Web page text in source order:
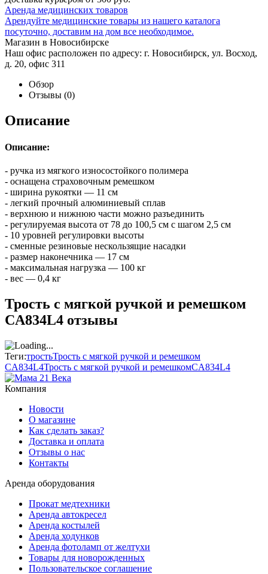
Аренда медицинских товаров
Арендуйте медицинские товары из нашего каталога
посуточно, доставим на дом все необходимое.
Магазин в Новосибирске
Наш офис расположен по адресу: г. Новосибирск, ул. Восход,
д. 20, офис 311
Обзор
Отзывы (0)
Описание
Описание:
- ручка из мягкого износостойкого полимера
- оснащена страховочным ремешком
- ширина рукоятки — 11 см
- легкий прочный алюминиевый сплав
- верхнюю и нижнюю части можно разъединить
- регулируемая высота от 78 до 100,5 см с шагом 2,5 см
- 10 уровней регулировки высоты
- сменные резиновые нескользящие насадки
- размер наконечника — 17 см
- максимальная нагрузка — 100 кг
- вес — 0,4 кг
Трость с мягкой ручкой и ремешком
CA834L4 отзывы
Теги:тростьТрость с мягкой ручкой и ремешком
CA834L4Трость с мягкой ручкой и ремешкомCA834L4
Компания
Новости
О магазине
Как сделать заказ?
Доставка и оплата
Отзывы о нас
Контакты
Аренда оборудования
Прокат медтехники
Аренда автокресел
Аренда костылей
Аренда ходунков
Аренда фотоламп от желтухи
Товары для новорожденных
Пользовательское соглашение